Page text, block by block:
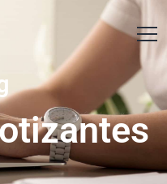
Contáctanos